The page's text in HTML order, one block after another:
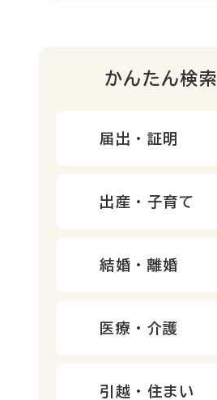
かんたん検索
届出・証明
出産・子育て
結婚・離婚
医療・介護
引越・住まい